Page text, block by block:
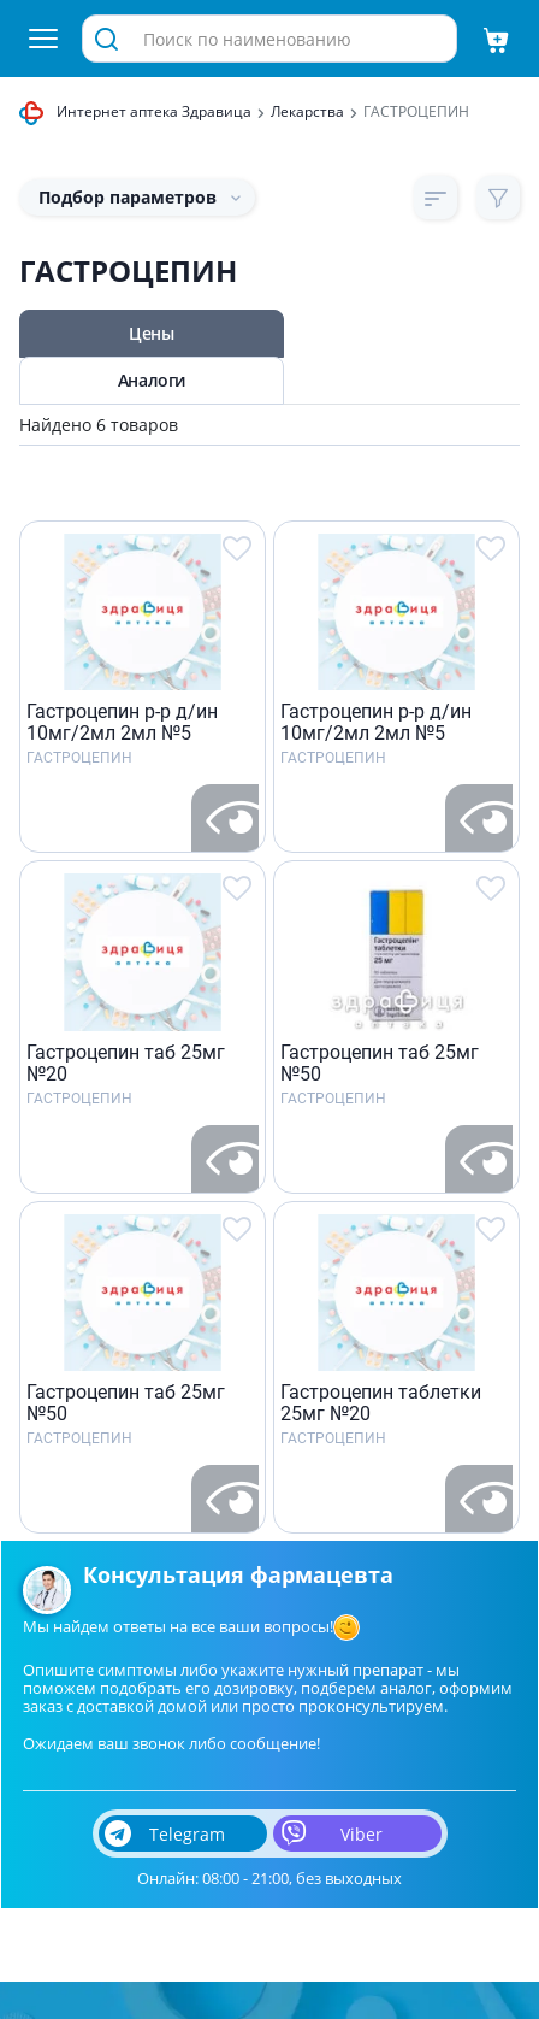
Интернет аптека Здравица Лекарства ГАСТРОЦЕПИН
Подбор параметров
ГАСТРОЦЕПИН
Цены
Аналоги
Найдено 6 товаров
Гастроцепин р-р д/ин
10мг/2мл 2мл №5
ГАСТРОЦЕПИН
Гастроцепин р-р д/ин
10мг/2мл 2мл №5
ГАСТРОЦЕПИН
Гастроцепин таб 25мг
№20
ГАСТРОЦЕПИН
Гастроцепин таб 25мг
№50
ГАСТРОЦЕПИН
Гастроцепин таб 25мг
№50
ГАСТРОЦЕПИН
Гастроцепин таблетки
25мг №20
ГАСТРОЦЕПИН
Консультация фармацевта
Мы найдем ответы на все ваши вопросы!
Опишите симптомы либо укажите нужный препарат - мы
поможем подобрать его дозировку, подберем аналог, оформим
заказ с доставкой домой или просто проконсультируем.
Ожидаем ваш звонок либо сообщение!
Telegram Viber
Онлайн: 08:00 - 21:00, без выходных